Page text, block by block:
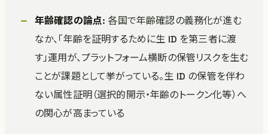
年齢確認の論点: 各国で年齢確認の義務化が進む
なか、「年齢を証明するために生 ID を第三者に渡
す」運用が、プラットフォーム横断の保管リスクを生む
ことが課題として挙がっている。生 ID の保管を伴わ
ない属性証明（選択的開示・年齢のトークン化等）へ
の関心が高まっている